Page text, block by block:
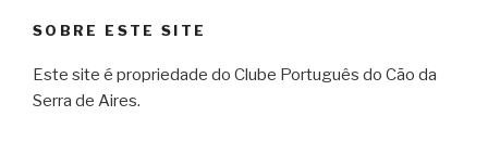
SOBRE ESTE SITE
Este site é propriedade do Clube Português do Cão da
Serra de Aires.